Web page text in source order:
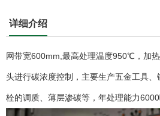
详细介绍
网带宽600mm,最高处理温度950℃，加
头进行碳浓度控制，主要生产五金工具
栓的调质、薄层渗碳等，年处理能力